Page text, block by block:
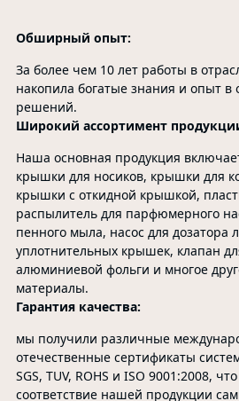
Обширный опыт:
За более чем 10 лет работы в
накопила богатые знания и опыт в
решений.
Широкий ассортимент
Наша основная продукция
крышки для носиков, крышки для
крышки с откидной крышкой,
распылитель для парфюмерного
пенного мыла, насос для дозатора
уплотнительных крышек, клапан
алюминиевой фольги и многое
материалы.
Гарантия качества:
мы получили различные
отечественные сертификаты
SGS, TUV, ROHS и ISO 9001:2008,
соответствие нашей продукции